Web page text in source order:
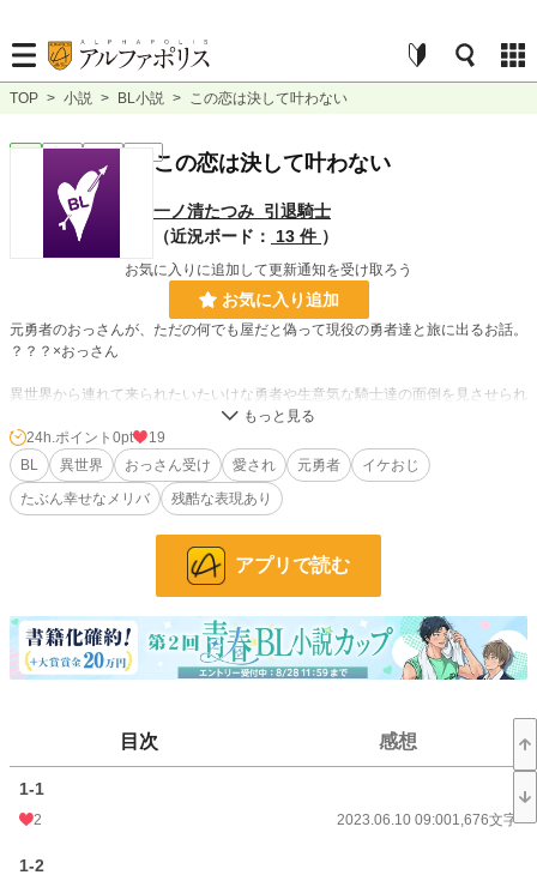
TOP > 小説 > BL小説 > この恋は決して叶わない
完結 長編 この恋は決して叶わない
一ノ清たつみ_引退騎士
（近況ボード：
13 件 ）
お気に入りに追加して更新通知を受け取ろう
お気に入り追加
元勇者のおっさんが、ただの何でも屋だと偽って現役の勇者達と旅に出るお話。
？？？×おっさん
異世界から連れて来られたいたいけな勇者や生意気な騎士達の面倒を見させられ
てうっかり好かれてしまうし、昔の仲間やペット、宿敵にまでにちょっかいをか
けられたりしておっさんも大変です。
ダメ親父を気取ってはいますが、本当はかっこよかったのです。
※8万字程度
※タイトル回収は最後、メリバ気味ですので本当にご注意ください
※ライト気味なBLでストーリー重視
※pixivやムーンライトノベルズ様にも掲載中
小説 228,640 位 / 228,640 件
24h.ポイント
文字数
更新日時
24h.ポイント 0pt
19
BL
異世界 おっさん受け 愛され 元勇者
イケおじ
たぶん幸せなメリバ
残酷な表現あり
アプリで読む
目次 感想
1-1
2 2023.06.10 09:001,676文字
1-2